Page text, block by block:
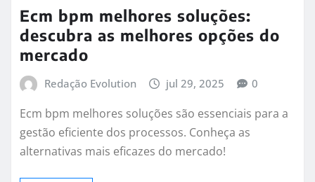
Ecm bpm melhores soluções:
descubra as melhores opções do
mercado
Redação Evolution jul 29, 2025 0
Ecm bpm melhores soluções são essenciais para a
gestão eficiente dos processos. Conheça as
alternativas mais eficazes do mercado!